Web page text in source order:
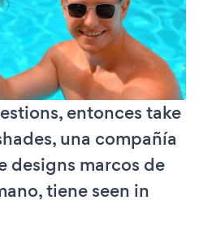
entonces take
una compañía
designs marcos de
tiene seen in